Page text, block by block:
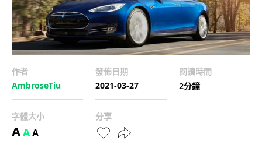
作者
AmbroseTiu
發佈日期
2021-03-27
閱讀時間
2分鐘
字體大小
AAA
分享